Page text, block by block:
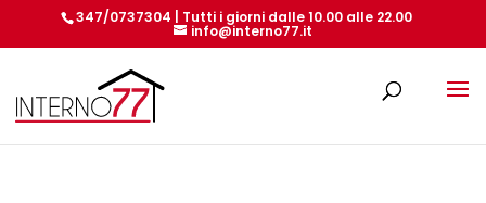
347/0737304 | Tutti i giorni dalle 10.00 alle 22.00
info@interno77.it